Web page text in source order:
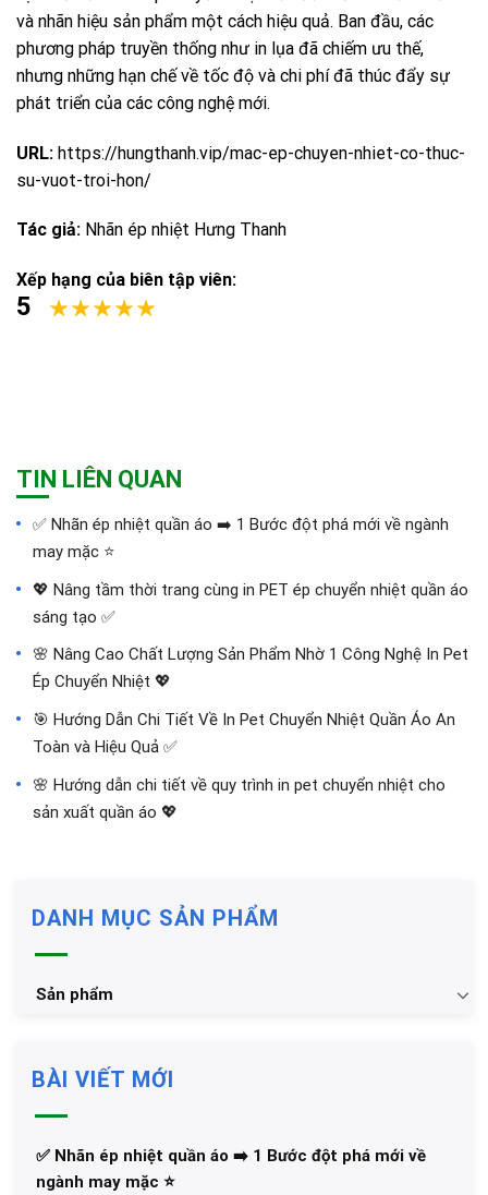
và nhãn hiệu sản phẩm một cách hiệu quả. Ban đầu, các
phương pháp truyền thống như in lụa đã chiếm ưu thế,
nhưng những hạn chế về tốc độ và chi phí đã thúc đẩy sự
phát triển của các công nghệ mới.
URL: https://hungthanh.vip/mac-ep-chuyen-nhiet-co-thuc-
su-vuot-troi-hon/
Tác giả: Nhãn ép nhiệt Hưng Thanh
Xếp hạng của biên tập viên:
5
TIN LIÊN QUAN
✅‪ Nhãn ép nhiệt quần áo ➡️ 1 Bước đột phá mới về ngành
may mặc ⭐️
💖 Nâng tầm thời trang cùng in PET ép chuyển nhiệt quần áo
sáng tạo ✅
🌸 Nâng Cao Chất Lượng Sản Phẩm Nhờ 1 Công Nghệ In Pet
Ép Chuyển Nhiệt 💖
🎯 Hướng Dẫn Chi Tiết Về In Pet Chuyển Nhiệt Quần Áo An
Toàn và Hiệu Quả ✅
🌸 Hướng dẫn chi tiết về quy trình in pet chuyển nhiệt cho
sản xuất quần áo 💖
DANH MỤC SẢN PHẨM
Sản phẩm
BÀI VIẾT MỚI
✅‪ Nhãn ép nhiệt quần áo ➡️ 1 Bước đột phá mới về
ngành may mặc ⭐️